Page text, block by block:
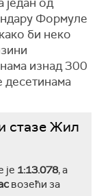
Формуле
би неко
изнад 300
десетинама
стазе Жил
је 1:13.078, а
возећи за